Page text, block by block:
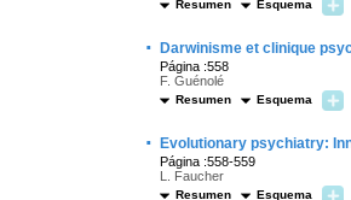
Resumen Esquema
· Darwinisme et clinique
Página :558
F. Guénolé
Resumen Esquema
· Evolutionary psychiatry:
Página :558-559
L. Faucher
Resumen Esquema